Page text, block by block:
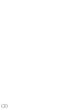
(3)